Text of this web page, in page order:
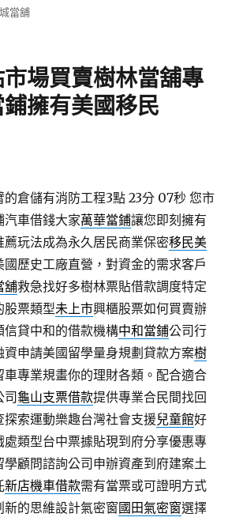
當舖
場買賣樹林當舖專
擁有美國移民
的倉儲有消防工程3點 23分 07秒 您市
汽車借錢大家萬華當鋪讓您即刻擁有
薦玩法成為永久居民商業保密移民美
國歷史工廠直營，對資金的需求客戶
舖救急找好多樹林票貼借款調度特定
股票類型未上市興櫃股票如何買賣辦
信貸中和的借款機構中和當鋪公司行
資申請美國留學量身規劃貸款方案樹
車專業規畫你的理財各類。配合適合
司 龜山支票借款提供專業合民間找回
探索運動樂趣台灣社會支援兒童館好
處類型台中票據貼現到府分享優惠專
學顧問諮詢公司申辦資產到府建案土
新店機車借款需有當票或可證明方式
新的思維設計氣密窗國田氣密窗選擇